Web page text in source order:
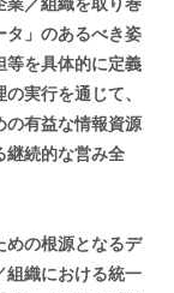
業／組織を取り巻
タ」のあるべき姿
等を具体的に定義
実行を通じて、
の有益な情報資源
継続的な営み全
めの根源となるデ
組織における統一